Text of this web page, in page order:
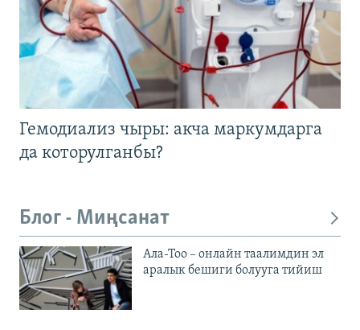
Гемодиализ чыры: акча маркумдарга
да которулганбы?
Блог - Миңсанат
Ала-Тоо – онлайн таалимдин эл
аралык бешиги болууга тийиш